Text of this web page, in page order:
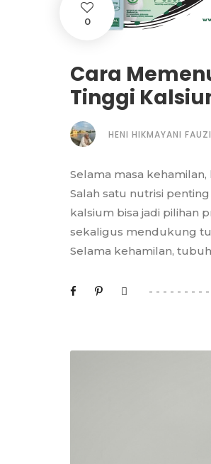
0
Cara
Tinggi
HENI HIKMAYANI
Selama masa
Salah satu nutrisi
kalsium bisa jadi pilihan
sekaligus mendukung
Selama kehamilan,